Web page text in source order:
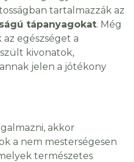
tartalmazzák az
tápanyagokat. Még
egészséget a
kivonatok,
jelen a jótékony
akkor
a nem mesterségesen
természetes